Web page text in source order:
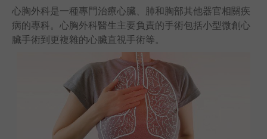
聯絡我們
搜尋醫療服務
登記 / 登入
卓健eShop
心胸外科是一種專門治療心臟、肺和胸部其他器官相關疾
病的專科。心胸外科醫生主要負責的手術包括小型微創心
臟手術到更複雜的心臟直視手術等。